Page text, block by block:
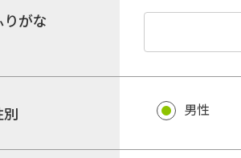
りがな
男性